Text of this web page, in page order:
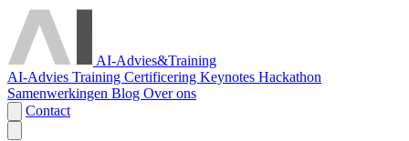
AI-Advies&Training
AI-Advies Training Certificering Keynotes Hackathon
Samenwerkingen Blog Over ons
Contact